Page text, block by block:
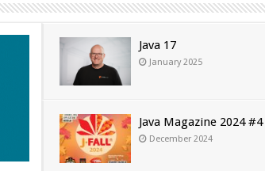
Java 17
January 2025
Java Magazine 2024 #4
December 2024